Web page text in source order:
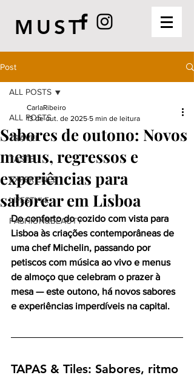
MUST
Post
ALL POSTS
TRAVEL
TASTE
EXPERIENCE
LIFESTYLE
FASHION&BEAUTY
ALL POSTS
Sabores de outono: Novos
menus, regressos e
experiências para
saborear em Lisboa
CarlaRibeiro
13 de out. de 2025 5 min de leitura
Do conforto do cozido com vista para
Lisboa às criações contemporâneas de
uma chef Michelin, passando por
petiscos com música ao vivo e menus
de almoço que celebram o prazer à
mesa — este outono, há novos sabores
e experiências imperdíveis na capital.
TAPAS & Tiles: Sabores, ritmo